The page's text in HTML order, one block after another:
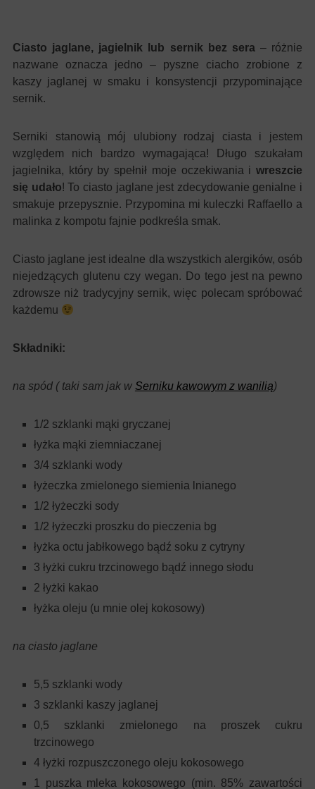
Ciasto jaglane, jagielnik lub sernik bez sera– różnie
nazwane oznacza jedno – pyszne ciacho zrobione z
kaszy jaglanej w smaku i konsystencji przypominające
sernik.
Serniki stanowią mój ulubiony rodzaj ciasta i jestem
względem nich bardzo wymagająca! Długo szukałam
jagielnika, który by spełnił moje oczekiwania iwreszcie
się udało! To ciasto jaglane jest zdecydowanie genialne i
smakuje przepysznie. Przypomina mi kuleczki Raffaello a
malinka z kompotu fajnie podkreśla smak.
Ciasto jaglane jest idealne dla wszystkich alergików, osób
niejedzących glutenu czy wegan. Do tego jest na pewno
zdrowsze niż tradycyjny sernik, więc polecam spróbować
każdemu
Składniki:
na spód ( taki sam jak w Serniku kawowym z wanilią)
1/2 szklanki mąki gryczanej
łyżka mąki ziemniaczanej
3/4 szklanki wody
łyżeczka zmielonego siemienia lnianego
1/2 łyżeczki sody
1/2 łyżeczki proszku do pieczenia bg
łyżka octu jabłkowego bądź soku z cytryny
3 łyżki cukru trzcinowego bądź innego słodu
2 łyżki kakao
łyżka oleju (u mnie olej kokosowy)
na ciasto jaglane
5,5 szklanki wody
3 szklanki kaszy jaglanej
0,5 szklanki zmielonego na proszek cukru
trzcinowego
4 łyżki rozpuszczonego oleju kokosowego
1 puszka mleka kokosowego (min. 85% zawartości